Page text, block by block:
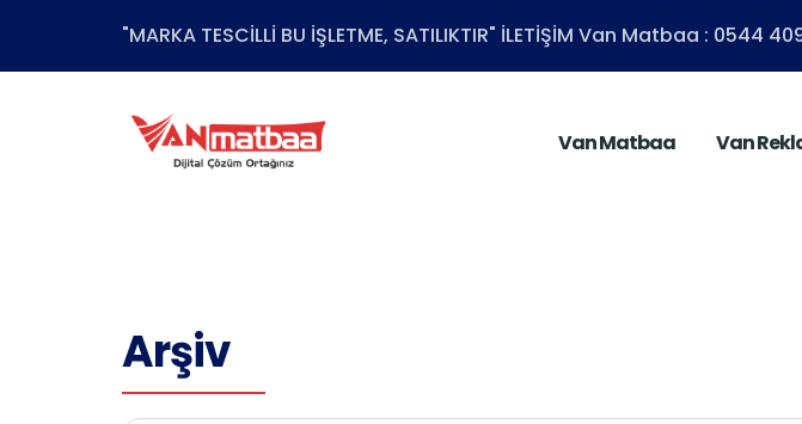
"MARKA TESCİLLİ BU İŞLETME, SATILIKTIR" İLETİŞİM Van Matbaa : 0544
Van Matbaa Van
Arşiv